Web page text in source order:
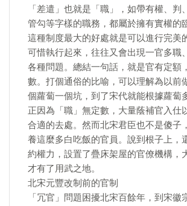
「差遣」也就是「職」，如帶有權、判
管勾等字樣的職務，都屬於擁有實權的
這種制度最大的好處就是可以進行完美
可惜執行起來，往往又會出現一官多職
各種問題。總結一句話，就是官有定額
數。打個通俗的比喻，可以理解為以前
個蘿蔔一個坑，到了宋代就能根據蘿蔔
正因為「職」無定數，大量蔭補官入仕
合適的去處。然而北宋君臣也不是傻子
養這麼多白吃飯的官員。說到根子上，
約權力，設置了疊床架屋的官僚機構，
才有了用武之地。
北宋元豐改制前的官制
「冗官」問題困擾北宋百餘年，到宋徽